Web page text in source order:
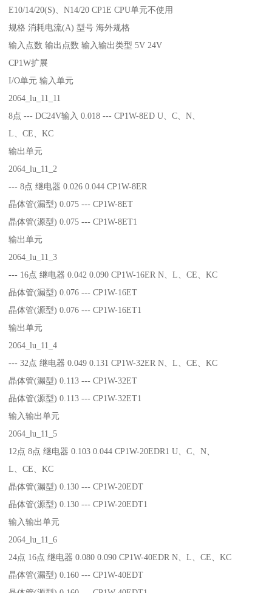
E10/14/20(S)、N14/20 CP1E CPU单元不使用
规格 消耗电流(A) 型号 海外规格
输入点数 输出点数 输入输出类型 5V 24V
CP1W扩展
I/O单元 输入单元
2064_lu_11_11
8点 --- DC24V输入 0.018 --- CP1W-8ED U、C、N、
L、CE、KC
输出单元
2064_lu_11_2
--- 8点 继电器 0.026 0.044 CP1W-8ER
晶体管(漏型) 0.075 --- CP1W-8ET
晶体管(源型) 0.075 --- CP1W-8ET1
输出单元
2064_lu_11_3
--- 16点 继电器 0.042 0.090 CP1W-16ER N、L、CE、KC
晶体管(漏型) 0.076 --- CP1W-16ET
晶体管(源型) 0.076 --- CP1W-16ET1
输出单元
2064_lu_11_4
--- 32点 继电器 0.049 0.131 CP1W-32ER N、L、CE、KC
晶体管(漏型) 0.113 --- CP1W-32ET
晶体管(源型) 0.113 --- CP1W-32ET1
输入输出单元
2064_lu_11_5
12点 8点 继电器 0.103 0.044 CP1W-20EDR1 U、C、N、
L、CE、KC
晶体管(漏型) 0.130 --- CP1W-20EDT
晶体管(源型) 0.130 --- CP1W-20EDT1
输入输出单元
2064_lu_11_6
24点 16点 继电器 0.080 0.090 CP1W-40EDR N、L、CE、KC
晶体管(漏型) 0.160 --- CP1W-40EDT